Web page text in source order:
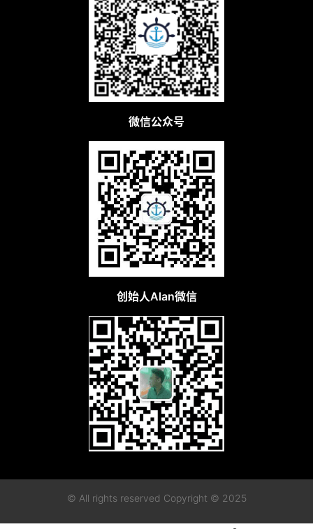
微信公众号
创始人Alan微信
© All rights reserved Copyright © 2025